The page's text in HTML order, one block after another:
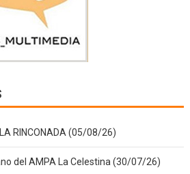
LA RINCONADA (05/08/26)
del AMPA La Celestina (30/07/26)